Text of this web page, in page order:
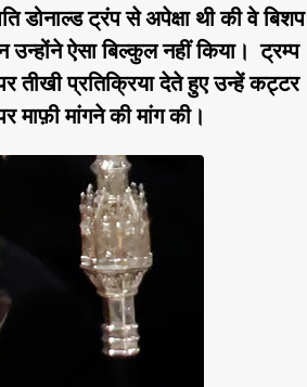
डोनाल्ड ट्रंप से अपेक्षा थी की वे बिशप
ऐसा बिल्कुल नहीं किया। ट्रम्प
तीखी प्रतिक्रिया देते हुए उन्हें कट्टर
माफ़ी मांगने की मांग की।